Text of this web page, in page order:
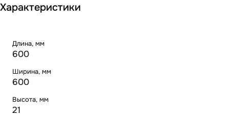
Характеристики
Длина, мм
600
Ширина, мм
600
Высота, мм
21